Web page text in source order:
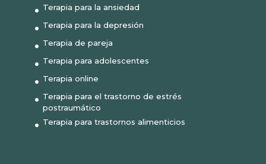
Terapia para la ansiedad
Terapia para la depresión
Terapia de pareja
Terapia para adolescentes
Terapia online
Terapia para el trastorno de estrés
postraumático
Terapia para trastornos alimenticios